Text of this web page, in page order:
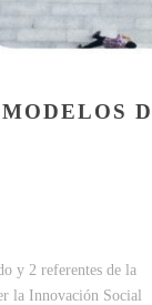
y 2 referentes de la
la Innovación Social